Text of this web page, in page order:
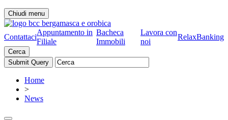
Chiudi menu
Contattaci
Appuntamento in
Filiale
Bacheca
Immobili
Lavora con
noi
RelaxBanking
Cerca
Home
>
News